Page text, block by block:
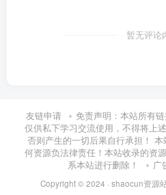
暂无评论
友链申请
免责声明：本站所有
仅供私下学习交流使用，不得将上
否则产生的一切后果自行承担！
何资源负法律责任！本站收录的资
系本站进行删除！
广
Copyright © 2024 · shaocun资源